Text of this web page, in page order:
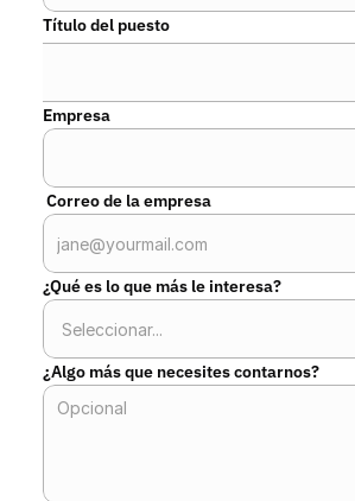
Título del puesto
Empresa
Correo de la empresa
¿Qué es lo que más le interesa?
¿Algo más que necesites contarnos?